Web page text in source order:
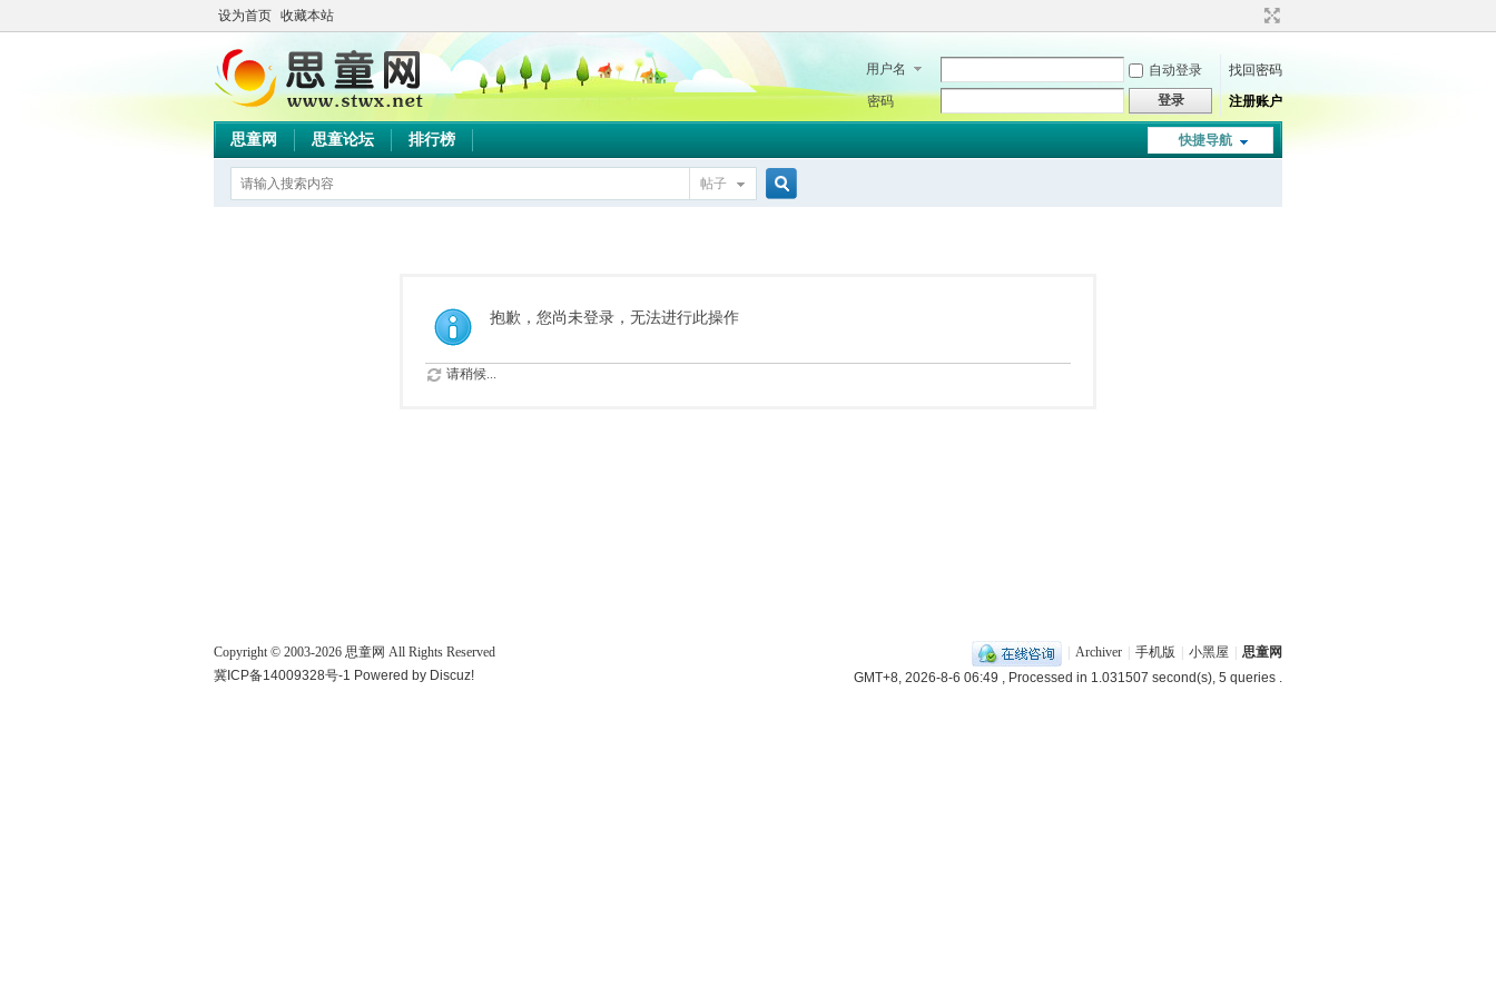
设为首页 收藏本站
用户名 自动登录
找回密码
密码
登录 注册账户
快捷导航
思童网 思童论坛 排行榜
帖子
抱歉，您尚未登录，无法进行此操作
请稍候...
Archiver 手机版 小黑屋
思童网
GMT+8, 2026-8-6 06:49 , Processed in 1.031507 second(s), 5 queries .
Copyright © 2003-2026 思童网 All Rights Reserved
冀ICP备14009328号-1 Powered by Discuz!